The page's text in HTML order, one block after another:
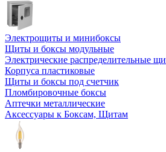
Электрощиты и минибоксы
Щиты и боксы модульные
Электрические распределительные
Корпуса пластиковые
Щиты и боксы под счетчик
Пломбировочные боксы
Аптечки металлические
Аксессуары к Боксам, Щитам